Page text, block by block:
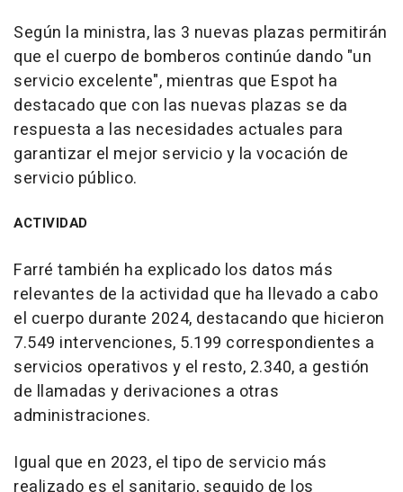
Según la ministra, las 3 nuevas plazas permitirán
que el cuerpo de bomberos continúe dando "un
servicio excelente", mientras que Espot ha
destacado que con las nuevas plazas se da
respuesta a las necesidades actuales para
garantizar el mejor servicio y la vocación de
servicio público.
ACTIVIDAD
Farré también ha explicado los datos más
relevantes de la actividad que ha llevado a cabo
el cuerpo durante 2024, destacando que hicieron
7.549 intervenciones, 5.199 correspondientes a
servicios operativos y el resto, 2.340, a gestión
de llamadas y derivaciones a otras
administraciones.
Igual que en 2023, el tipo de servicio más